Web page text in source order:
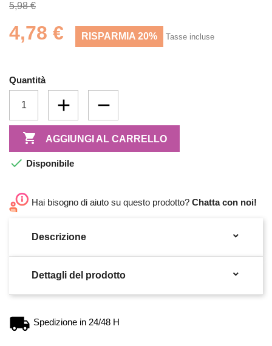
5,98 €
4,78 € RISPARMIA 20% Tasse incluse
Quantità
 AGGIUNGI AL CARRELLO
 Disponibile
Hai bisogno di aiuto su questo prodotto? Chatta con noi!
Descrizione 
Dettagli del prodotto 
Spedizione in 24/48 H